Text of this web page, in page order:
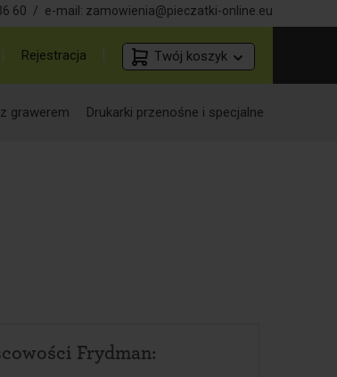
60 / e-mail: zamowienia@pieczatki-online.eu
Rejestracja Twój koszyk
grawerem Drukarki przenośne i specjalne
Frydman: